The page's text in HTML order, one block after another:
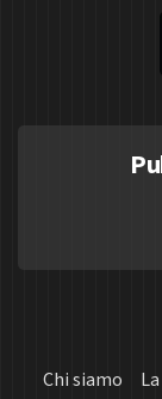
Chi siamo